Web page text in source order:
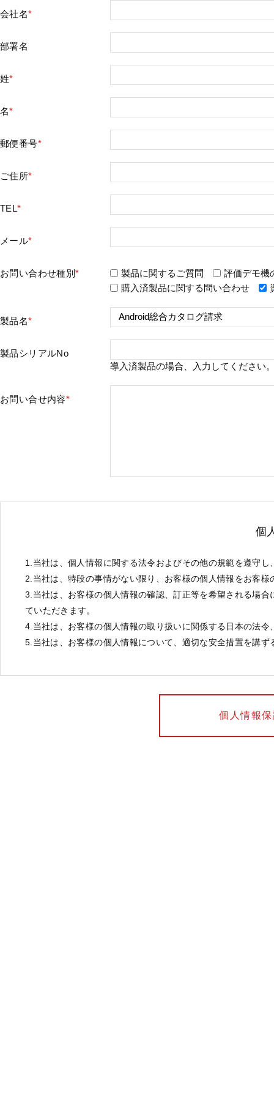
会社名*
部署名
姓*
名*
郵便番号*
ご住所*
TEL*
メール*
お問い合わせ種別 * 製品に関するご質問
評価デモ機
購入済製品に関する問い合わせ
製品名*
製品シリアルNo
導入済製品の場合、入力してください
お問い合せ内容*
個
1.当社は、個人情報に関する法令およびその他の規範を遵守
2.当社は、特段の事情がない限り、お客様の個人情報をお客
3.当社は、お客様の個人情報の確認、訂正等を希望される場
ていただきます。
4.当社は、お客様の個人情報の取り扱いに関係する日本の法
5.当社は、お客様の個人情報について、適切な安全措置を講